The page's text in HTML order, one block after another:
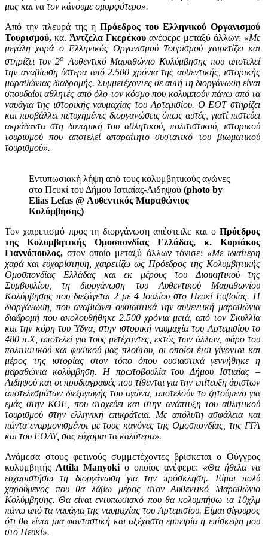
μας και να τον κάνουμε ομορφότερο».
Από την πλευρά της η Πρόεδρος του Ελληνικού Οργανισμού
Τουρισμού, κα. Άντζελα Γκερέκου ανέφερε μεταξύ άλλων: «Με
μεγάλη χαρά ο Ελληνικός Οργανισμού Τουρισμού χαιρετίζει και
στηρίζει τον 2ο Αυθεντικό Μαραθώνιο Κολύμβησης που αποτελεί
την αναβίωση ύστερα από 2.500 χρόνια της αυθεντικής, ιστορικής
μαραθώνιας διαδρομής. Συμμετέχοντες σε αυτή τη διοργάνωση είναι
σπουδαίοι αθλητές από όλο τον κόσμο που κολυμπούν πάνω από τα
ναυάγια της ιστορικής ναυμαχίας του Αρτεμισίου. Ο ΕΟΤ στηρίζει
και προβάλλει πετυχημένες διοργανώσεις όπως αυτές, γιατί πιστεύει
ακράδαντα στη δυναμική του αθλητικού, πολιτιστικού, ιστορικού
τουρισμού που αποτελεί απαραίτητο συστατικό του βιωματικού
τουρισμού».
Εντυπωσιακή λήψη από τους κολυμβητικούς αγώνες
στο Πευκί του Δήμου Ιστιαίας-Αιδηψού (photo by
Elias Lefas @ Αυθεντικός Μαραθώνιος
Κολύμβησης)
Τον χαιρετισμό προς τη διοργάνωση απέστειλε και ο Πρόεδρος
της Κολυμβητικής Ομοσπονδίας Ελλάδας, κ. Κυριάκος
Γιαννόπουλος,στον οποίο μεταξύ άλλων τόνισε: «Με ιδιαίτερη
χαρά και ευχαρίστηση, χαιρετίζω ως Πρόεδρος της Κολυμβητικής
Ομοσπονδίας Ελλάδας και εκ μέρους του Διοικητικού της
Συμβουλίου, τη διοργάνωση του Αυθεντικού Μαραθωνίου
Κολύμβησης που διεξάγεται 2 με 4 Ιουλίου στο Πευκί Ευβοίας. Η
διοργάνωση, που αναβιώνει ουσιαστικά την αυθεντική μαραθώνια
διαδρομή που ακολουθήθηκε 2.500 χρόνια μετά, από τον Σκυλλία
και την κόρη του Ύδνα, στην ιστορική ναυμαχία του Αρτεμισίου το
480 π.Χ, αποτελεί για τους μετέχοντες, εκτός των άλλων, φάρο του
πολιτιστικού και φυσικού μας πλούτου, οι οποίοι έτσι γίνονται και
μέρος της ιστορίας στον τόπο όπου ουσιαστικά γεννήθηκε η
μαραθώνια κολύμβηση. Η πρωτοβουλία του Δήμου Ιστιαίας –
Αιδηψού και οι προδιαγραφές που τίθενται για την επίτευξη άριστων
αποτελεσμάτων διεξαγωγής του αγώνα, αποτελούν το ζητούμενο για
εμάς στην ΚΟΕ, που στοχεύει και στην ανάπτυξη του αθλητικού
τουρισμού στην ελληνική επικράτεια. Με απόλυτη ασφάλεια και
πάντα εναρμονισμένοι με τους κανόνες της Ομοσπονδίας, της ΓΓΑ
και του ΕΟΔΥ, σας εύχομαι τα καλύτερα».
Ανάμεσα στους φετινούς συμμετέχοντες βρίσκεται ο Ούγγρος
κολυμβητής Attila Manyoki ο οποίος ανέφερε: «Θα ήθελα να
ευχαριστήσω τη διοργάνωση για την πρόσκληση. Είμαι πολύ
χαρούμενος που θα λάβω μέρος στον Αυθεντικό Μαραθώνιο
Κολύμβησης. Θα είναι εντυπωσιακό που θα κολυμπήσω τα 10χλμ
πάνω από τα ναυάγια της ναυμαχίας του Αρτεμισίου. Είμαι σίγουρος
ότι θα είναι μια φανταστική και αξέχαστη εμπειρία η επίσκεψη μου
στο Πευκί».